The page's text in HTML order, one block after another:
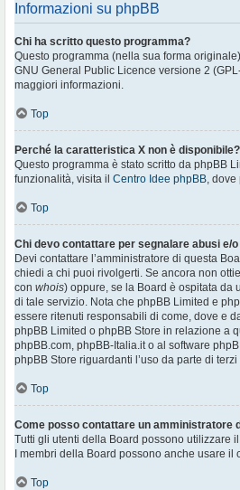
Informazioni su phpBB
Chi ha scritto questo programma?
Questo programma (nella sua forma
GNU General Public Licence versione 2
maggiori informazioni.
Top
Perché la caratteristica X non è disponibile?
Questo programma è stato scritto da phpBB
funzionalità, visita il Centro Idee phpBB, dove
Top
Chi devo contattare per segnalare abusi e/
Devi contattare l’amministratore di questa
chiedi a chi puoi rivolgerti. Se ancora non
con whois) oppure, se la Board è ospitata da
di tale servizio. Nota che phpBB Limited e
essere ritenuti responsabili di come, dove e
phpBB Limited o phpBB Store in relazione a
phpBB.com, phpBB-Italia.it o al software
phpBB Store riguardanti l’uso da parte di
Top
Come posso contattare un amministratore
Tutti gli utenti della Board possono utilizzare
I membri della Board possono anche usare il
Top